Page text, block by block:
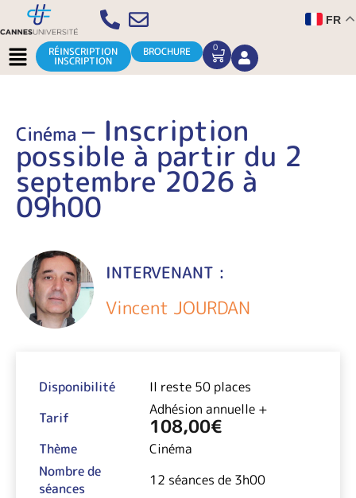
Aller
au
contenu
FR
Menu RÉINSCRIPTION
INSCRIPTION
BROCHURE 0
CART
Cinéma – Inscription
possible à partir du 2
septembre 2026 à
09h00
INTERVENANT :
Vincent JOURDAN
Disponibilité
Il reste 50 places
Tarif
Adhésion annuelle +
108,00€
Thème
Cinéma
Nombre de
séances
12 séances de 3h00